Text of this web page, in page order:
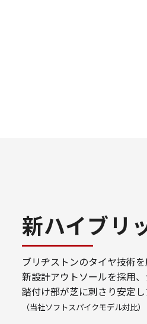
新ハイブリ
ブリヂストンのタイヤ技術
新設計アウトソールを採用
踏付け部が芝に刺さり安定し
（当社ソフトスパイクモデル対比）